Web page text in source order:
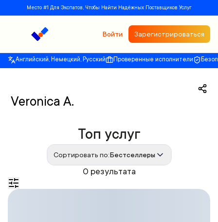
Место #1 Для Экспатов, Чтобы Найти Надёжных Поставщиков Услуг
Войти Зарегистрироваться
Английский, Немецкий, Русский Проверенные исполнители
Veronica A.
0 результата
Топ услуг
Сортировать по:Бестселлеры